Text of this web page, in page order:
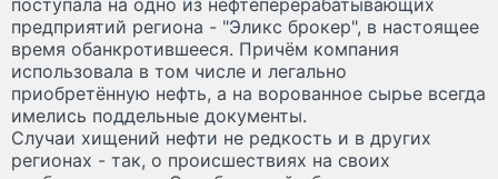
поступала на одно из нефтеперерабатывающих
предприятий региона - "Эликс брокер", в настоящее
время обанкротившееся. Причём компания
использовала в том числе и легально
приобретённую нефть, а на ворованное сырье всегда
имелись поддельные документы.
Случаи хищений нефти не редкость и в других
регионах - так, о происшествиях на своих